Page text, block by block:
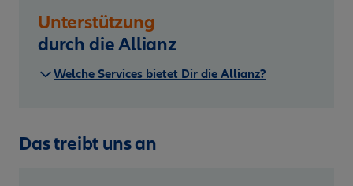
Unterstützung
durch die Allianz
Welche Services bietet Dir die Allianz?
Das treibt uns an